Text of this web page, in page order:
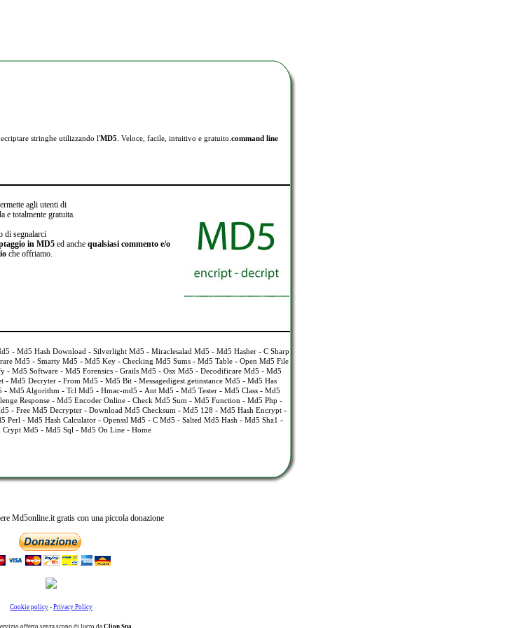
stringhe utilizzando l'MD5 . Veloce, facile, intuitivo e gratuito. command line
agli utenti di
e totalmente gratuita.
di segnalarci
in MD5ed anche qualsiasi commento e/o
che offriamo.
- Md5 Hash Download - Silverlight Md5 - Miraclesalad Md5 - Md5 Hasher- C Sharp
Md5 - Smarty Md5 - Md5 Key - Checking Md5 Sums - Md5 Table - Open Md5 File
- Md5 Software- Md5 Forensics- Grails Md5 - Osx Md5 - Decodificare Md5 - Md5
- Md5 Decryter - From Md5 - Md5 Bit - Messagedigest.getinstance Md5 - Md5 Has
- Md5 Algorithm - Tcl Md5 - Hmac-md5 - Ant Md5 - Md5 Tester - Md5 Class - Md5
Response- Md5 Encoder Online- Check Md5 Sum - Md5 Function - Md5 Php -
- Free Md5 Decrypter - Download Md5 Checksum - Md5 128 - Md5 Hash Encrypt -
Perl - Md5 Hash Calculator- Openssl Md5 - C Md5 - Salted Md5 Hash - Md5 Sha1 -
Crypt Md5 - Md5 Sql - Md5 On Line - Home
Md5online.it gratis con una piccola donazione
Cookie policy - Privacy Policy
offerto senza scopo di lucro da Clion Spa